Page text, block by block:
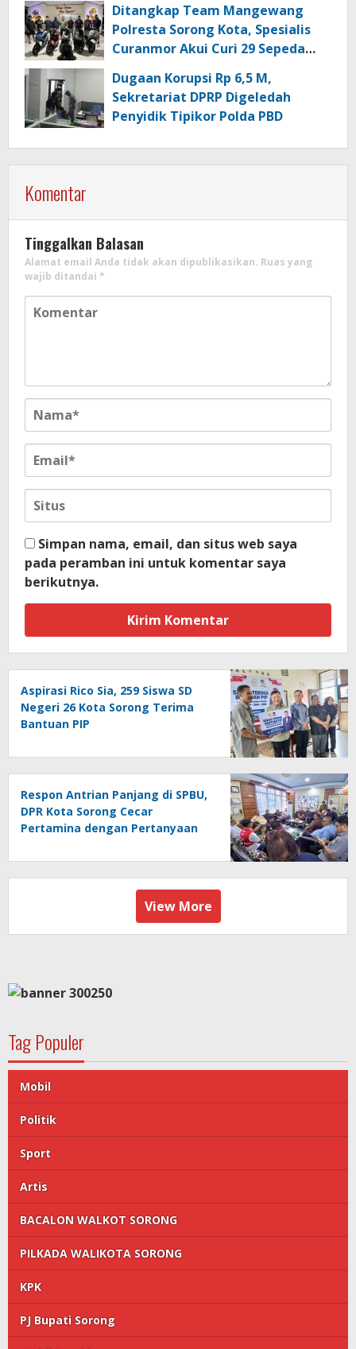
Ditangkap Team Mangewang
Polresta Sorong Kota, Spesialis
Curanmor Akui Curi 29 Sepeda
Dugaan Korupsi Rp 6,5 M,
Sekretariat DPRP Digeledah
Penyidik Tipikor Polda PBD
Komentar
Tinggalkan Balasan
Alamat email Anda tidak akan dipublikasikan. Ruas yang
wajib ditandai *
Simpan nama, email, dan situs web saya
pada peramban ini untuk komentar saya
berikutnya.
Aspirasi Rico Sia, 259 Siswa SD
Negeri 26 Kota Sorong Terima
Bantuan PIP
Respon Antrian Panjang di SPBU,
DPR Kota Sorong Cecar
Pertamina dengan Pertanyaan
View More
Tag Populer
Mobil
Politik
Sport
Artis
BACALON WALKOT SORONG
PILKADA WALIKOTA SORONG
KPK
PJ Bupati Sorong